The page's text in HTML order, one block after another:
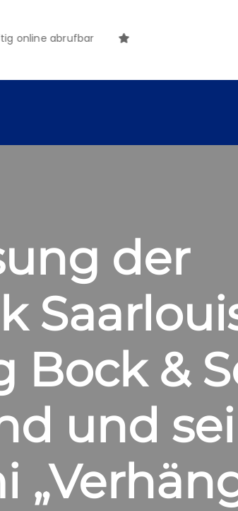
abrufbar
der
Bock &
und